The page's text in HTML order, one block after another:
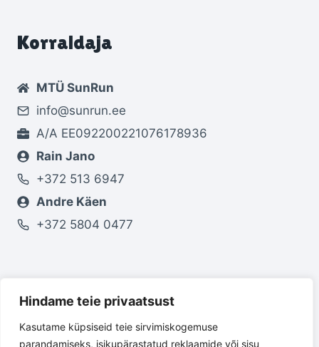
Hindame teie privaatsust
Kasutame küpsiseid teie sirvimiskogemuse
parandamiseks, isikupärastatud reklaamide või sisu
Korraldaja
MTÜ SunRun
info@sunrun.ee
A/A EE092200221076178936
Rain Jano
+372 513 6947
Andre Käen
+372 5804 0477